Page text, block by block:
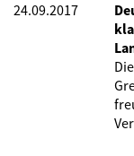
24.09.2017